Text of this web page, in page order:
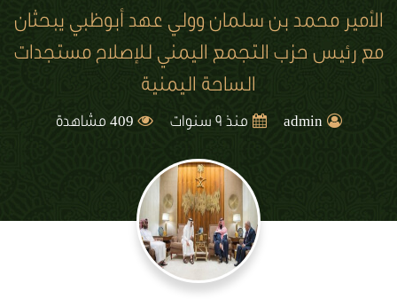
رؤية 2030
الصور
تعليقات الزوار
الأمير محمد بن سلمان وولي عهد أبوظبي يبحثان
مع رئيس حزب التجمع اليمني للإصلاح مستجدات
الساحة اليمنية
admin منذ 9 سنوات 409 مشاهدة